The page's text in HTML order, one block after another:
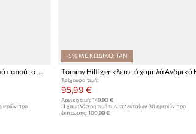
προ
-5% ΜΕ ΚΩΔΙΚΟ: TAN
Τρέχουσα τιμή:
95,99 €
Αρχική τιμή: 149,90 €
Η χαμηλότερη τιμή των τελευταίων 30 ημερών προ
έκπτωσης: 100,99 €